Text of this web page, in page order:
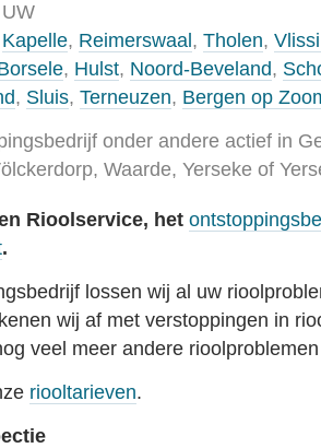
Kapelle, Reimerswaal , Tholen,
, Hulst, Noord-Beveland,
, Sluis, Terneuzen, Bergen op
onder andere actief in
Waarde, Yerseke of
Rioolservice, het
.
lossen wij al uw
wij af met verstoppingen in
veel meer andere
riooltarieven.